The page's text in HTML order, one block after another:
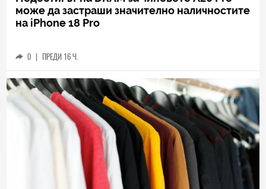
може да застраши значително наличностите
на iPhone 18 Pro
0 | ПРЕДИ 16 Ч.